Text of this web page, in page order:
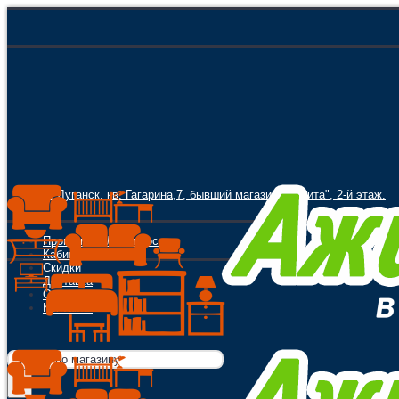
г. Луганск, кв. Гагарина,7, бывший магазин "Орбита", 2-й этаж.
Программа Лояльности
Кабинет
Скидки
Доставка
Оплата
Контакты